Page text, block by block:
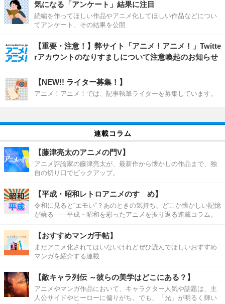
気になる「アンケート」結果に注目
続編を作ってほしい作品やアニメ化してほしい作品などについ
てアンケート、その結果を公開
【重要・注意！】弊サイト「アニメ！アニメ！」Twitte
rアカウントのなりすましについて注意喚起のお知らせ
【NEW!! ライター募集！】
アニメ！アニメ！では、記事執筆ライターを募集しています。
連載コラム
【藤津亮太のアニメの門V】
アニメ評論家の藤津亮太が、最新作から懐かしの作品まで、独
自の切り口でピックアップ。
【平成・昭和レトロアニメのすゝめ】
令和に見ると“エモい”？あのときの気持ち、どこか懐かしい記憶
が蘇る――平成・昭和を彩ったアニメを振り返る連載コラム。
【おすすめマンガ手帖】
まだアニメ化されてはいないけれどぜひ読んでほしいおすすめ
マンガを紹介する連載
【敵キャラ列伝 ～彼らの美学はどこにある？】
アニメやマンガ作品において、キャラクター人気や話題は、主
人公サイドやヒーローに偏りがち。でも、「光」が明るく輝い